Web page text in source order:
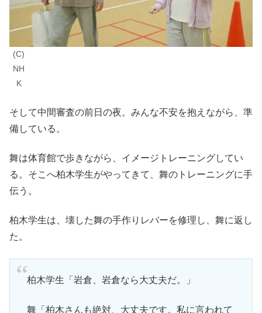
(C)
NH
K
そして中間審査の前日の夜。みんな不安を抱えながら、準
備している。
舞は体育館で歩きながら、イメージトレーニングしてい
る。そこへ柏木学生がやってきて、舞のトレーニングに手
伝う。
柏木学生は、壊した舞の手作りレバーを修理し、舞に返し
た。
柏木学生「岩倉、岩倉なら大丈夫だ。」
舞「柏木さんも絶対、大丈夫です。私に言われて